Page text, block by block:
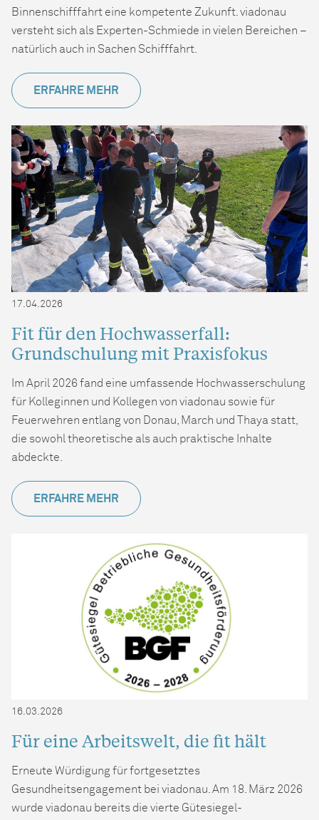
Binnenschifffahrt eine kompetente Zukunft. viadonau
versteht sich als Experten-Schmiede in vielen Bereichen –
natürlich auch in Sachen Schifffahrt.
ERFAHRE MEHR
17.04.2026
Fit für den Hochwasserfall:
Grundschulung mit Praxisfokus
Im April 2026 fand eine umfassende Hochwasserschulung
für Kolleginnen und Kollegen von viadonau sowie für
Feuerwehren entlang von Donau, March und Thaya statt,
die sowohl theoretische als auch praktische Inhalte
abdeckte.
ERFAHRE MEHR
16.03.2026
Für eine Arbeitswelt, die fit hält
Erneute Würdigung für fortgesetztes
Gesundheitsengagement bei viadonau. Am 18. März 2026
wurde viadonau bereits die vierte Gütesiegel-